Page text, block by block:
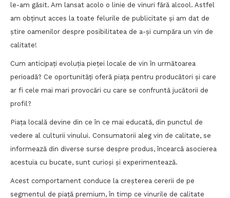
le-am găsit. Am lansat acolo o linie de vinuri fără alcool. Astfel
am obținut acces la toate felurile de publicitate și am dat de
știre oamenilor despre posibilitatea de a-și cumpăra un vin de
calitate!
Cum anticipați evoluția pieței locale de vin în următoarea
perioadă? Ce oportunități oferă piața pentru producători și care
ar fi cele mai mari provocări cu care se confruntă jucătorii de
profil?
Piața locală devine din ce în ce mai educată, din punctul de
vedere al culturii vinului. Consumatorii aleg vin de calitate, se
informează din diverse surse despre produs, încearcă asocierea
acestuia cu bucate, sunt curioși și experimentează.
Acest comportament conduce la creșterea cererii de pe
segmentul de piață premium, în timp ce vinurile de calitate